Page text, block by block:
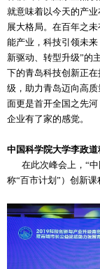
就意味着以今天的产
展大格局。在百年之
能产业，科技引领未
新驱动、转型升级”的
下的青岛科技创新正
级，助力青岛迈向高
面更是首开全国之先
企业有了家的感觉。
中国科学院大学李政
在此次峰会上，“中
称“百市计划”）创新课